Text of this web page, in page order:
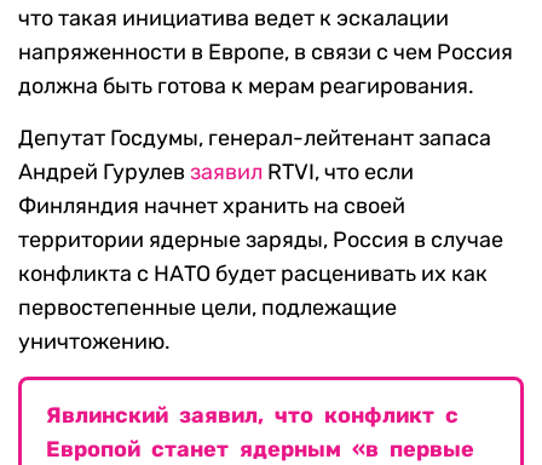
что такая инициатива ведет к эскалации
напряженности в Европе, в связи с чем Россия
должна быть готова к мерам реагирования.
Депутат Госдумы, генерал-лейтенант запаса
Андрей Гурулев заявил RTVI, что если
Финляндия начнет хранить на своей
территории ядерные заряды, Россия в случае
конфликта с НАТО будет расценивать их как
первостепенные цели, подлежащие
уничтожению.
Явлинский заявил, что конфликт с
Европой станет ядерным «в первые